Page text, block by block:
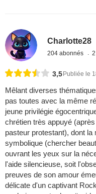
Charlotte28
204 abonnés
3,5 Publiée le
Mêlant diverses
pas toutes avec la même
jeune privilégie
chrétien très appuyé
pasteur protestant), dont
symbolique (chercher
ouvrant les yeux sur la
l'aide silencieuse, soit
preuves de son amour
délicate d'un captivant